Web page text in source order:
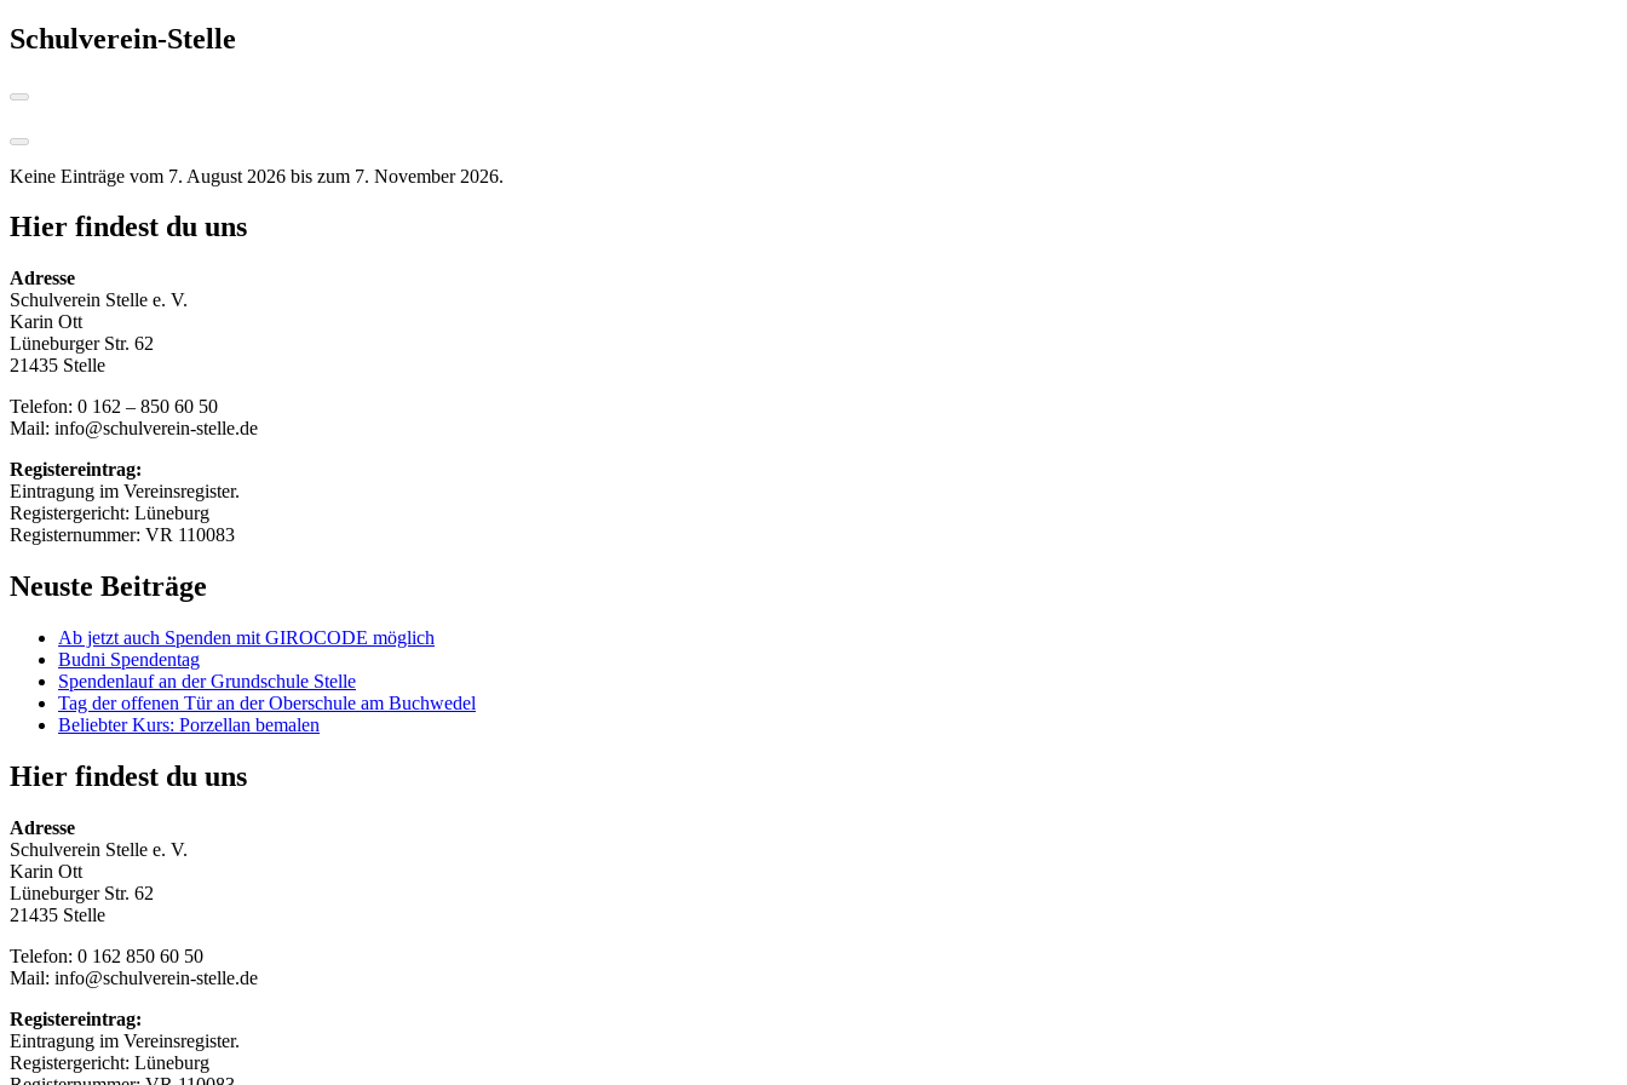
Schulverein-Stelle
Keine Einträge vom 7. August 2026 bis zum 7. November 2026.
Hier findest du uns
Adresse
Schulverein Stelle e. V.
Karin Ott
Lüneburger Str. 62
21435 Stelle
Telefon: 0 162 – 850 60 50
Mail: info@schulverein-stelle.de
Registereintrag:
Eintragung im Vereinsregister.
Registergericht: Lüneburg
Registernummer: VR 110083
Neuste Beiträge
Ab jetzt auch Spenden mit GIROCODE möglich
Budni Spendentag
Spendenlauf an der Grundschule Stelle
Tag der offenen Tür an der Oberschule am Buchwedel
Beliebter Kurs: Porzellan bemalen
Hier findest du uns
Adresse
Schulverein Stelle e. V.
Karin Ott
Lüneburger Str. 62
21435 Stelle
Telefon: 0 162 850 60 50
Mail: info@schulverein-stelle.de
Registereintrag:
Eintragung im Vereinsregister.
Registergericht: Lüneburg